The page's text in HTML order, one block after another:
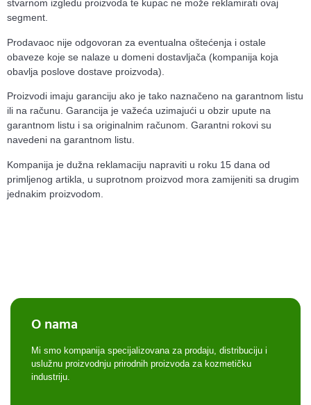
stvarnom izgledu proizvoda te kupac ne može reklamirati ovaj
segment.
Prodavaoc nije odgovoran za eventualna oštećenja i ostale
obaveze koje se nalaze u domeni dostavljača (kompanija koja
obavlja poslove dostave proizvoda).
Proizvodi imaju garanciju ako je tako naznačeno na garantnom listu
ili na računu. Garancija je važeća uzimajući u obzir upute na
garantnom listu i sa originalnim računom. Garantni rokovi su
navedeni na garantnom listu.
Kompanija je dužna reklamaciju napraviti u roku 15 dana od
primljenog artikla, u suprotnom proizvod mora zamijeniti sa drugim
jednakim proizvodom.
O nama
Mi smo kompanija specijalizovana za prodaju, distribuciju i
uslužnu proizvodnju prirodnih proizvoda za kozmetičku
industriju.